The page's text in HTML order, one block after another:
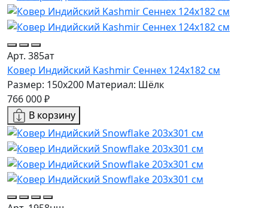
Арт. 385ат
Ковер Индийский Kashmir Сеннех 124x182 см
Размер: 150x200 Материал: Шёлк
766 000 ₽
В корзину